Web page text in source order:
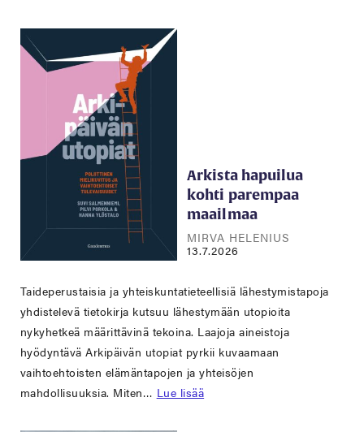
Arkista hapuilua
kohti parempaa
maailmaa
MIRVA HELENIUS
13.7.2026
Taideperustaisia ja yhteiskuntatieteellisiä lähestymistapoja
yhdistelevä tietokirja kutsuu lähestymään utopioita
nykyhetkeä määrittävinä tekoina. Laajoja aineistoja
hyödyntävä Arkipäivän utopiat pyrkii kuvaamaan
vaihtoehtoisten elämäntapojen ja yhteisöjen
mahdollisuuksia. Miten… Lue lisää